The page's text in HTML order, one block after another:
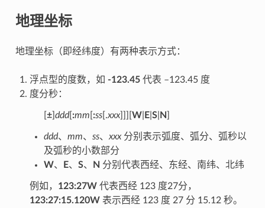
地理坐标
地理坐标（即经纬度）有两种表示方式：
浮点型的度数，如 -123.45代表 –123.45 度
度分秒：
±] ddd[ :mm :ss[.xxx]]][ W| E| S| N
ddd、 mm、 ss、 xxx分别表示弧度、弧分、弧秒以
及弧秒的小数部分
W、 E、 S、 N 分别代表西经、东经、南纬、北纬
例如， 123:27W代表西经 123 度27分，
123:27:15.120W表示西经 123 度 27 分 15.12 秒。